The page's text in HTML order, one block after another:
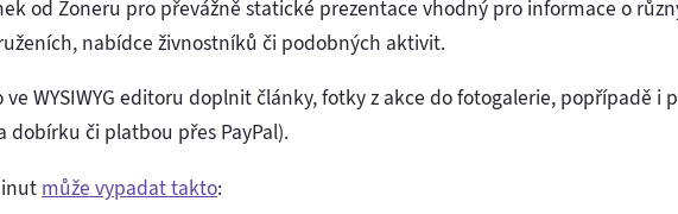
od Zoneru pro převážně statické prezentace vhodný pro informace o
nabídce živnostníků či podobných aktivit.
WYSIWYG editoru doplnit články, fotky z akce do fotogalerie, popřípadě i
či platbou přes PayPal).
může vypadat takto: